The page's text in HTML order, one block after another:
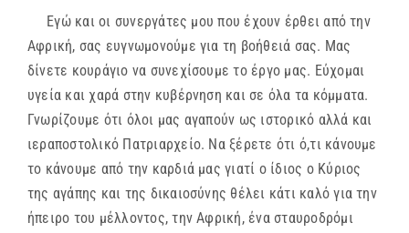
Εγώ και οι συνεργάτες μου που έχουν έρθει από την
Αφρική, σας ευγνωμονούμε για τη βοήθειά σας. Μας
δίνετε κουράγιο να συνεχίσουμε το έργο μας. Εύχομαι
υγεία και χαρά στην κυβέρνηση και σε όλα τα κόμματα.
Γνωρίζουμε ότι όλοι μας αγαπούν ως ιστορικό αλλά και
ιεραποστολικό Πατριαρχείο. Να ξέρετε ότι ό,τι κάνουμε
το κάνουμε από την καρδιά μας γιατί ο ίδιος ο Κύριος
της αγάπης και της δικαιοσύνης θέλει κάτι καλό για την
ήπειρο του μέλλοντος, την Αφρική, ένα σταυροδρόμι